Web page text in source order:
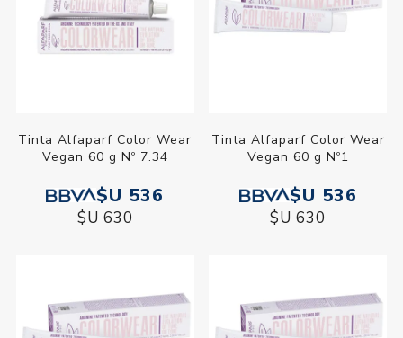
Tinta Alfaparf Color Wear
Vegan 60 g Nº 7.34
$U 536
$U 630
Tinta Alfaparf Color Wear
Vegan 60 g Nº1
$U 536
$U 630